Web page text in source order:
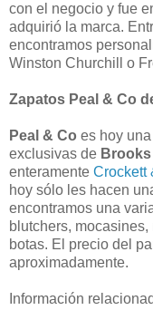
con el negocio y fue
adquirió la marca.
encontramos
Winston Churchill o
Zapatos Peal & Co
Peal & Co es hoy
exclusivas de
enteramente Crockett
hoy sólo les hacen
encontramos una
blutchers,
botas. El precio del
aproximadamente.
Información